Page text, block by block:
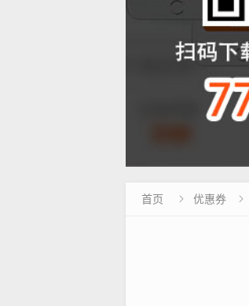
首页  优惠券 